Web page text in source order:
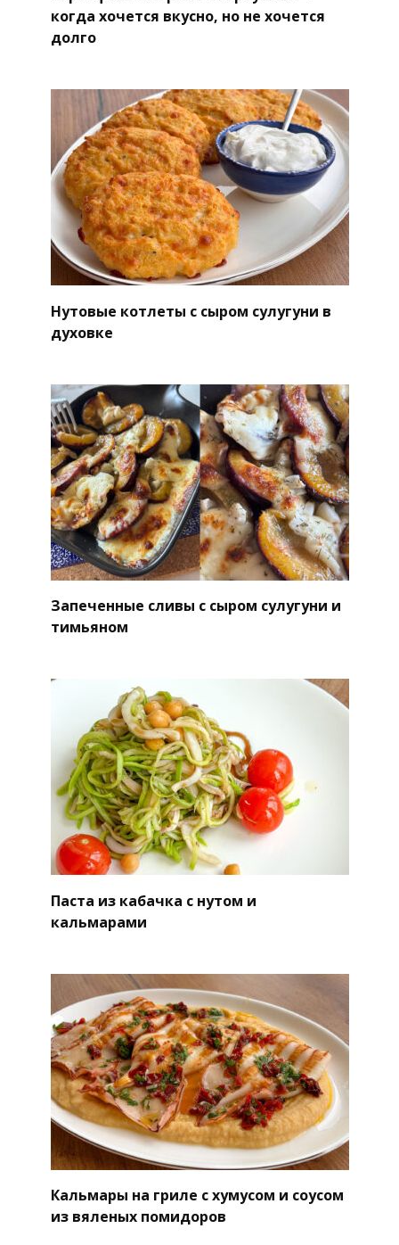
когда хочется вкусно, но не хочется
долго
Нутовые котлеты с сыром сулугуни в
духовке
Запеченные сливы с сыром сулугуни и
тимьяном
Паста из кабачка с нутом и
кальмарами
Кальмары на гриле с хумусом и соусом
из вяленых помидоров